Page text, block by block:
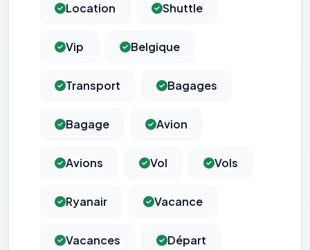
Location Shuttle
Vip Belgique
Transport Bagages
Bagage Avion
Avions Vol Vols
Ryanair Vacance
Vacances Départ